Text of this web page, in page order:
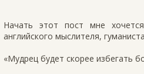
Начать этот пост мне
английского мыслителя,
«Мудрец будет скорее избегать